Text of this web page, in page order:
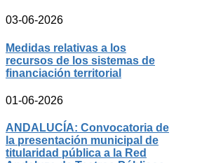
03-06-2026
Medidas relativas a los
recursos de los sistemas de
financiación territorial
01-06-2026
ANDALUCÍA: Convocatoria de
la presentación municipal de
titularidad pública a la Red